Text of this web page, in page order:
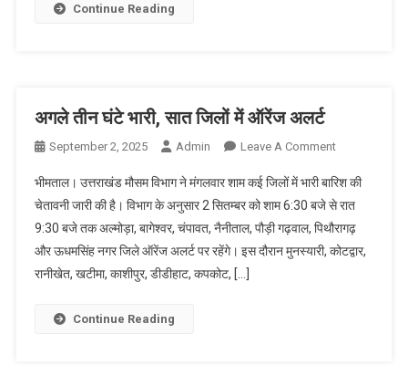
Continue Reading
अगले तीन घंटे भारी, सात जिलों में ऑरेंज अलर्ट
September 2, 2025 Admin Leave A CommentOn
तीन
घंटे
भारी,
सात
भीमताल। उत्तराखंड मौसम विभाग ने मंगलवार शाम कई जिलों में भारी बारिश की
चेतावनी जारी की है। विभाग के अनुसार 2 सितम्बर को शाम 6:30 बजे से रात
9:30 बजे तक अल्मोड़ा, बागेश्वर, चंपावत, नैनीताल, पौड़ी गढ़वाल, पिथौरागढ़
और ऊधमसिंह नगर जिले ऑरेंज अलर्ट पर रहेंगे। इस दौरान मुनस्यारी, कोटद्वार,
रानीखेत, खटीमा, काशीपुर, डीडीहाट, कपकोट, […]
Continue Reading